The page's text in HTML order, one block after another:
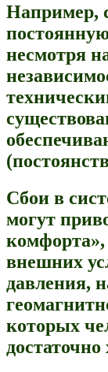
Например,
несмотря
Сбои в
могут
комфорта»,
внешних
давления,
которых